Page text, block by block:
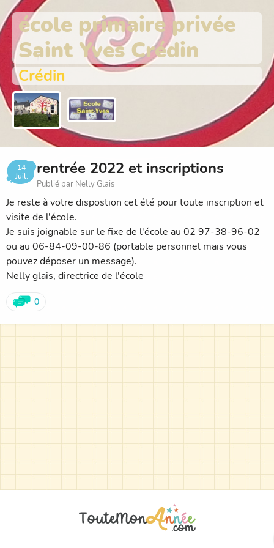
école primaire privée
Saint Yves Crédin
Crédin
14
Juil.
rentrée 2022 et inscriptions
Publié par Nelly Glais
Je reste à votre dispostion cet été pour toute inscription et
visite de l'école.
Je suis joignable sur le fixe de l'école au 02 97-38-96-02
ou au 06-84-09-00-86 (portable personnel mais vous
pouvez déposer un message).
Nelly glais, directrice de l'école
0